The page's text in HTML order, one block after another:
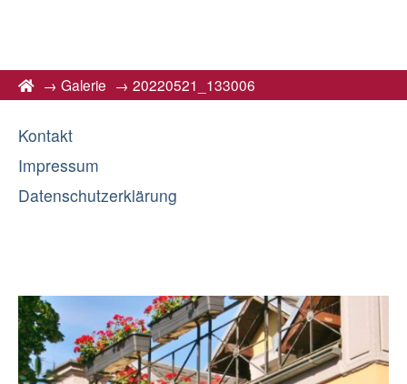
→ Galerie → 20220521_133006
Kontakt
Impressum
Datenschutzerklärung